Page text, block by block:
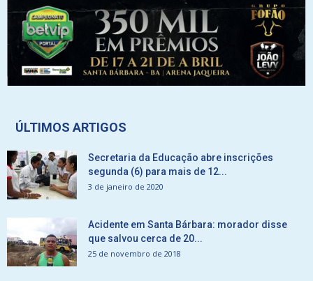
ÚLTIMOS ARTIGOS
Secretaria da Educação abre inscrições
segunda (6) para mais de 12...
3 de janeiro de 2020
Acidente em Santa Bárbara: morador disse
que salvou cerca de 20...
25 de novembro de 2018